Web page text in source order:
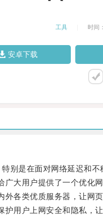
工具 时间
安卓下载
是在面对网络延迟和不
大用户提供了一个优化网
类优质服务器，让网页
户上网安全和隐私，让